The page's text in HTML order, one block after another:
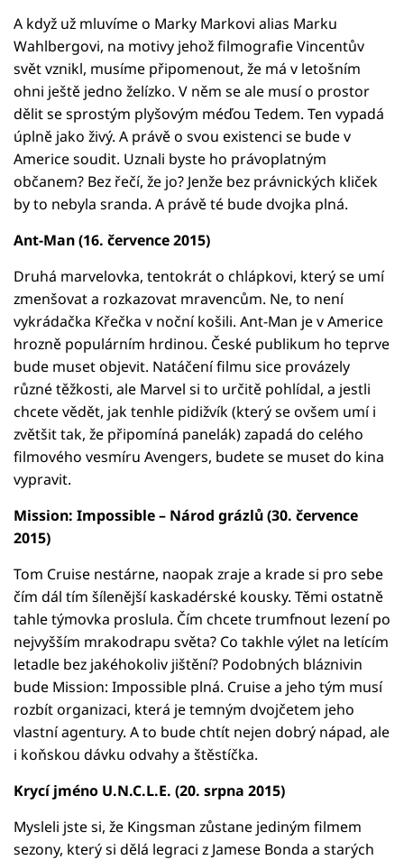
A když už mluvíme o Marky Markovi alias Marku
Wahlbergovi, na motivy jehož filmografie Vincentův
svět vznikl, musíme připomenout, že má v letošním
ohni ještě jedno želízko. V něm se ale musí o prostor
dělit se sprostým plyšovým méďou Tedem. Ten vypadá
úplně jako živý. A právě o svou existenci se bude v
Americe soudit. Uznali byste ho právoplatným
občanem? Bez řečí, že jo? Jenže bez právnických kliček
by to nebyla sranda. A právě té bude dvojka plná.
Ant-Man (16. července 2015)
Druhá marvelovka, tentokrát o chlápkovi, který se umí
zmenšovat a rozkazovat mravencům. Ne, to není
vykrádačka Křečka v noční košili. Ant-Man je v Americe
hrozně populárním hrdinou. České publikum ho teprve
bude muset objevit. Natáčení filmu sice provázely
různé těžkosti, ale Marvel si to určitě pohlídal, a jestli
chcete vědět, jak tenhle pidižvík (který se ovšem umí i
zvětšit tak, že připomíná panelák) zapadá do celého
filmového vesmíru Avengers, budete se muset do kina
vypravit.
Mission: Impossible – Národ grázlů (30. července
2015)
Tom Cruise nestárne, naopak zraje a krade si pro sebe
čím dál tím šílenější kaskadérské kousky. Těmi ostatně
tahle týmovka proslula. Čím chcete trumfnout lezení po
nejvyšším mrakodrapu světa? Co takhle výlet na letícím
letadle bez jakéhokoliv jištění? Podobných bláznivin
bude Mission: Impossible plná. Cruise a jeho tým musí
rozbít organizaci, která je temným dvojčetem jeho
vlastní agentury. A to bude chtít nejen dobrý nápad, ale
i koňskou dávku odvahy a štěstíčka.
Krycí jméno U.N.C.L.E. (20. srpna 2015)
Mysleli jste si, že Kingsman zůstane jediným filmem
sezony, který si dělá legraci z Jamese Bonda a starých